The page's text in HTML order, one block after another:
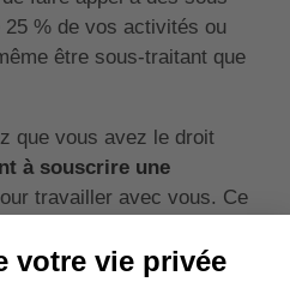
% de vos activités ou
être sous-traitant que
que vous avez le droit
à souscrire une
travailler avec vous. Ce
vous.